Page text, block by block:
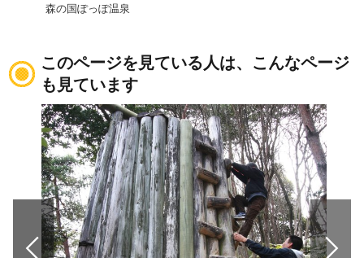
森の国ぽっぽ温泉
このページを見ている人は、こんなページ
も見ています